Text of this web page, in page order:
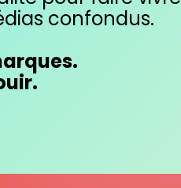
confondus.